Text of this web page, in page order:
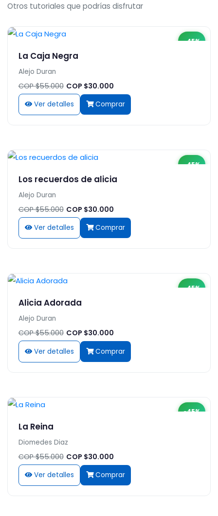
Otros tutoriales que podrías disfrutar
-45%
La Caja Negra
Alejo Duran
COP $55.000 COP $30.000
Ver detalles Comprar
-45%
Los recuerdos de alicia
Alejo Duran
COP $55.000 COP $30.000
Ver detalles Comprar
-45%
Alicia Adorada
Alejo Duran
COP $55.000 COP $30.000
Ver detalles Comprar
-45%
La Reina
Diomedes Diaz
COP $55.000 COP $30.000
Ver detalles Comprar